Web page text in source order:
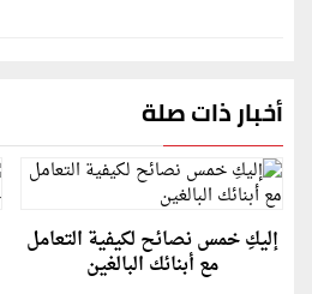
أخبار ذات صلة
إليكِ خمس نصائح لكيفية التعامل
مع أبنائك البالغين